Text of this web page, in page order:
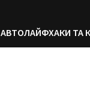
АВТОЛАЙФХАКИ ТА